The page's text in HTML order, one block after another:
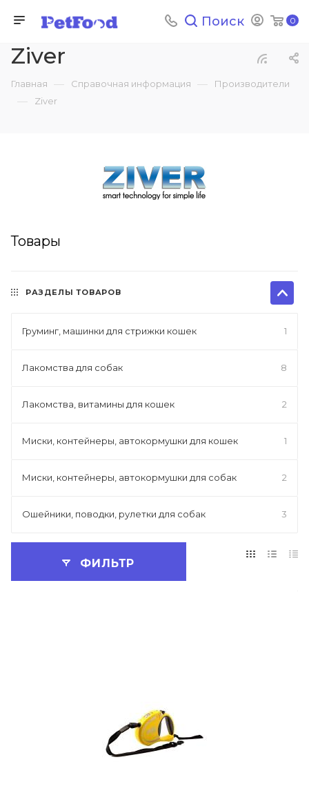
0
Поиск
Ziver
Главная — Справочная информация — Производители
— Ziver
Товары
РАЗДЕЛЫ ТОВАРОВ
Груминг, машинки для стрижки кошек 1
Лакомства для собак 8
Лакомства, витамины для кошек 2
Миски, контейнеры, автокормушки для кошек 1
Миски, контейнеры, автокормушки для собак 2
Ошейники, поводки, рулетки для собак 3
ФИЛЬТР